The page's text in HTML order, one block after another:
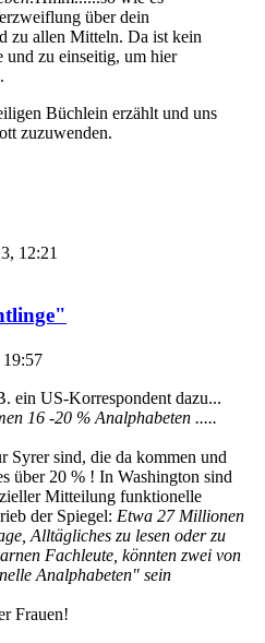
über dein
zu allen Mitteln. Da ist kein
zu einseitig, um hier
Büchlein erzählt und uns
zuzuwenden.
12:21
19:57
ein US-Korrespondent dazu...
16 -20 % Analphabeten .....
Syrer sind, die da kommen und
über 20 % ! In Washington sind
Mitteilung funktionelle
der Spiegel: Etwa 27 Millionen
Alltägliches zu lesen oder zu
Fachleute, könnten zwei von
Analphabeten" sein
Frauen!